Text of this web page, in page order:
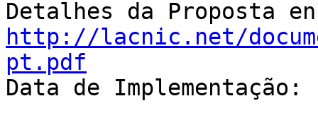
http://lacnic.net/
pt.pdf
Data de Implementação: